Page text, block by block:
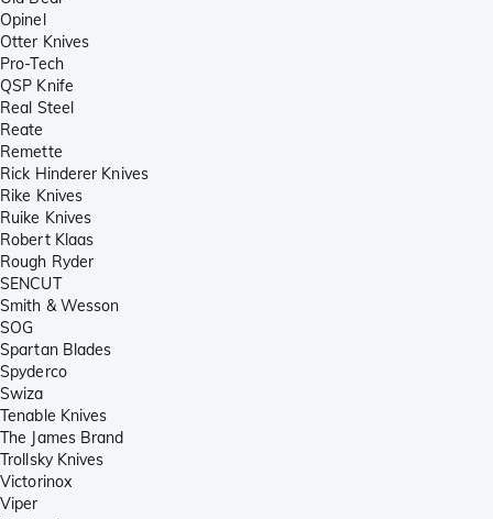
Opinel
Otter Knives
Pro-Tech
QSP Knife
Real Steel
Reate
Remette
Rick Hinderer Knives
Rike Knives
Ruike Knives
Robert Klaas
Rough Ryder
SENCUT
Smith & Wesson
SOG
Spartan Blades
Spyderco
Swiza
Tenable Knives
The James Brand
Trollsky Knives
Victorinox
Viper